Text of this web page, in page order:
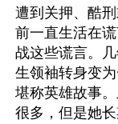
遭到关押、酷
前一直生活在
战这些谎言。
生领袖转身变
堪称英雄故事
很多，但是她